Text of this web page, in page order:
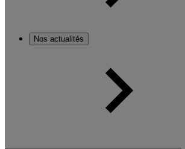
Nos actualités